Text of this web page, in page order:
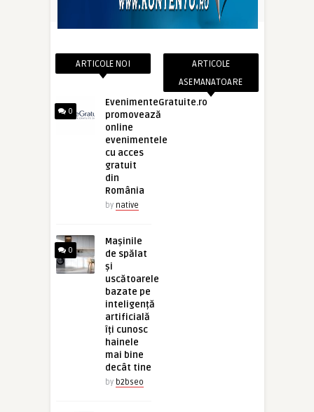
ARTICOLE NOI
0
EvenimenteGratuite.ro
promovează
online
evenimentele
cu acces
gratuit
din
România
by native
0
Mașinile
de spălat
și
uscătoarele
bazate pe
inteligență
artificială
îți cunosc
hainele
mai bine
decât tine
by b2bseo
ARTICOLE
ASEMANATOARE